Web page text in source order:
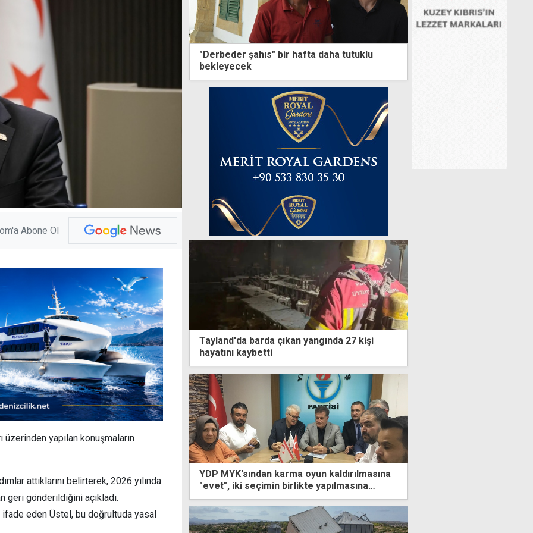
Abone Ol
yapılan konuşmaların
attıklarını belirterek, 2026 yılında
geri gönderildiğini açıkladı.
ifade eden Üstel, bu doğrultuda yasal
"Derbeder şahıs" bir hafta daha tutuklu
bekleyecek
Tayland'da barda çıkan yangında 27 kişi
hayatını kaybetti
YDP MYK'sından karma oyun kaldırılmasına
"evet", iki seçimin birlikte yapılmasına
"hayır"